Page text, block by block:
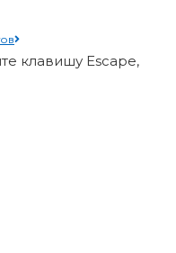
клавишу Escape,